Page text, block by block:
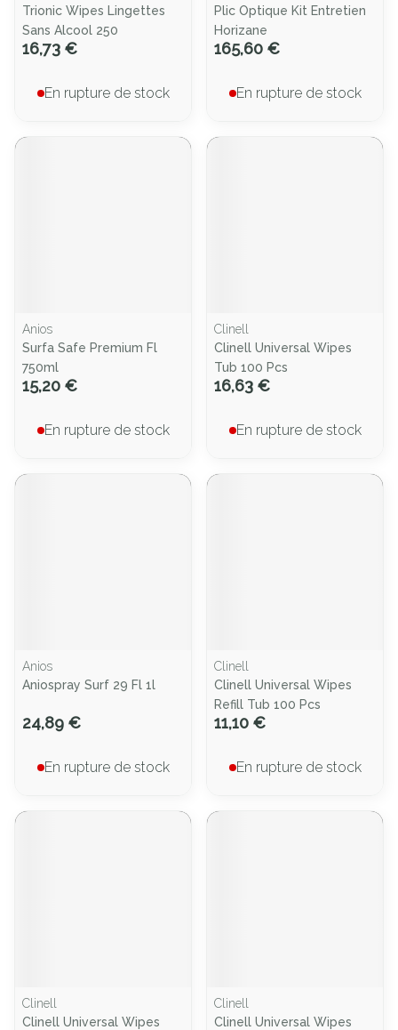
Trionic Wipes Lingettes
Sans Alcool 250
16,73 €
En rupture de stock
Plic Optique Kit Entretien
Horizane
165,60 €
En rupture de stock
Anios
Surfa Safe Premium Fl
750ml
15,20 €
En rupture de stock
Clinell
Clinell Universal Wipes
Tub 100 Pcs
16,63 €
En rupture de stock
Anios
Aniospray Surf 29 Fl 1l
24,89 €
En rupture de stock
Clinell
Clinell Universal Wipes
Refill Tub 100 Pcs
11,10 €
En rupture de stock
Clinell
Clinell Universal Wipes
Clinell
Clinell Universal Wipes